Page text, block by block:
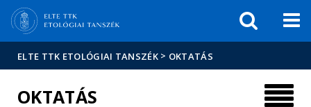
sajtóban
ELTE TTK ETOLÓGIAI TANSZÉK > OKTATÁS
OKTATÁS